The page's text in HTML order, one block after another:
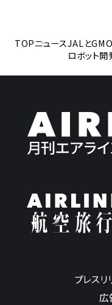
TOPニュースJALと
ロボット
プレス
広